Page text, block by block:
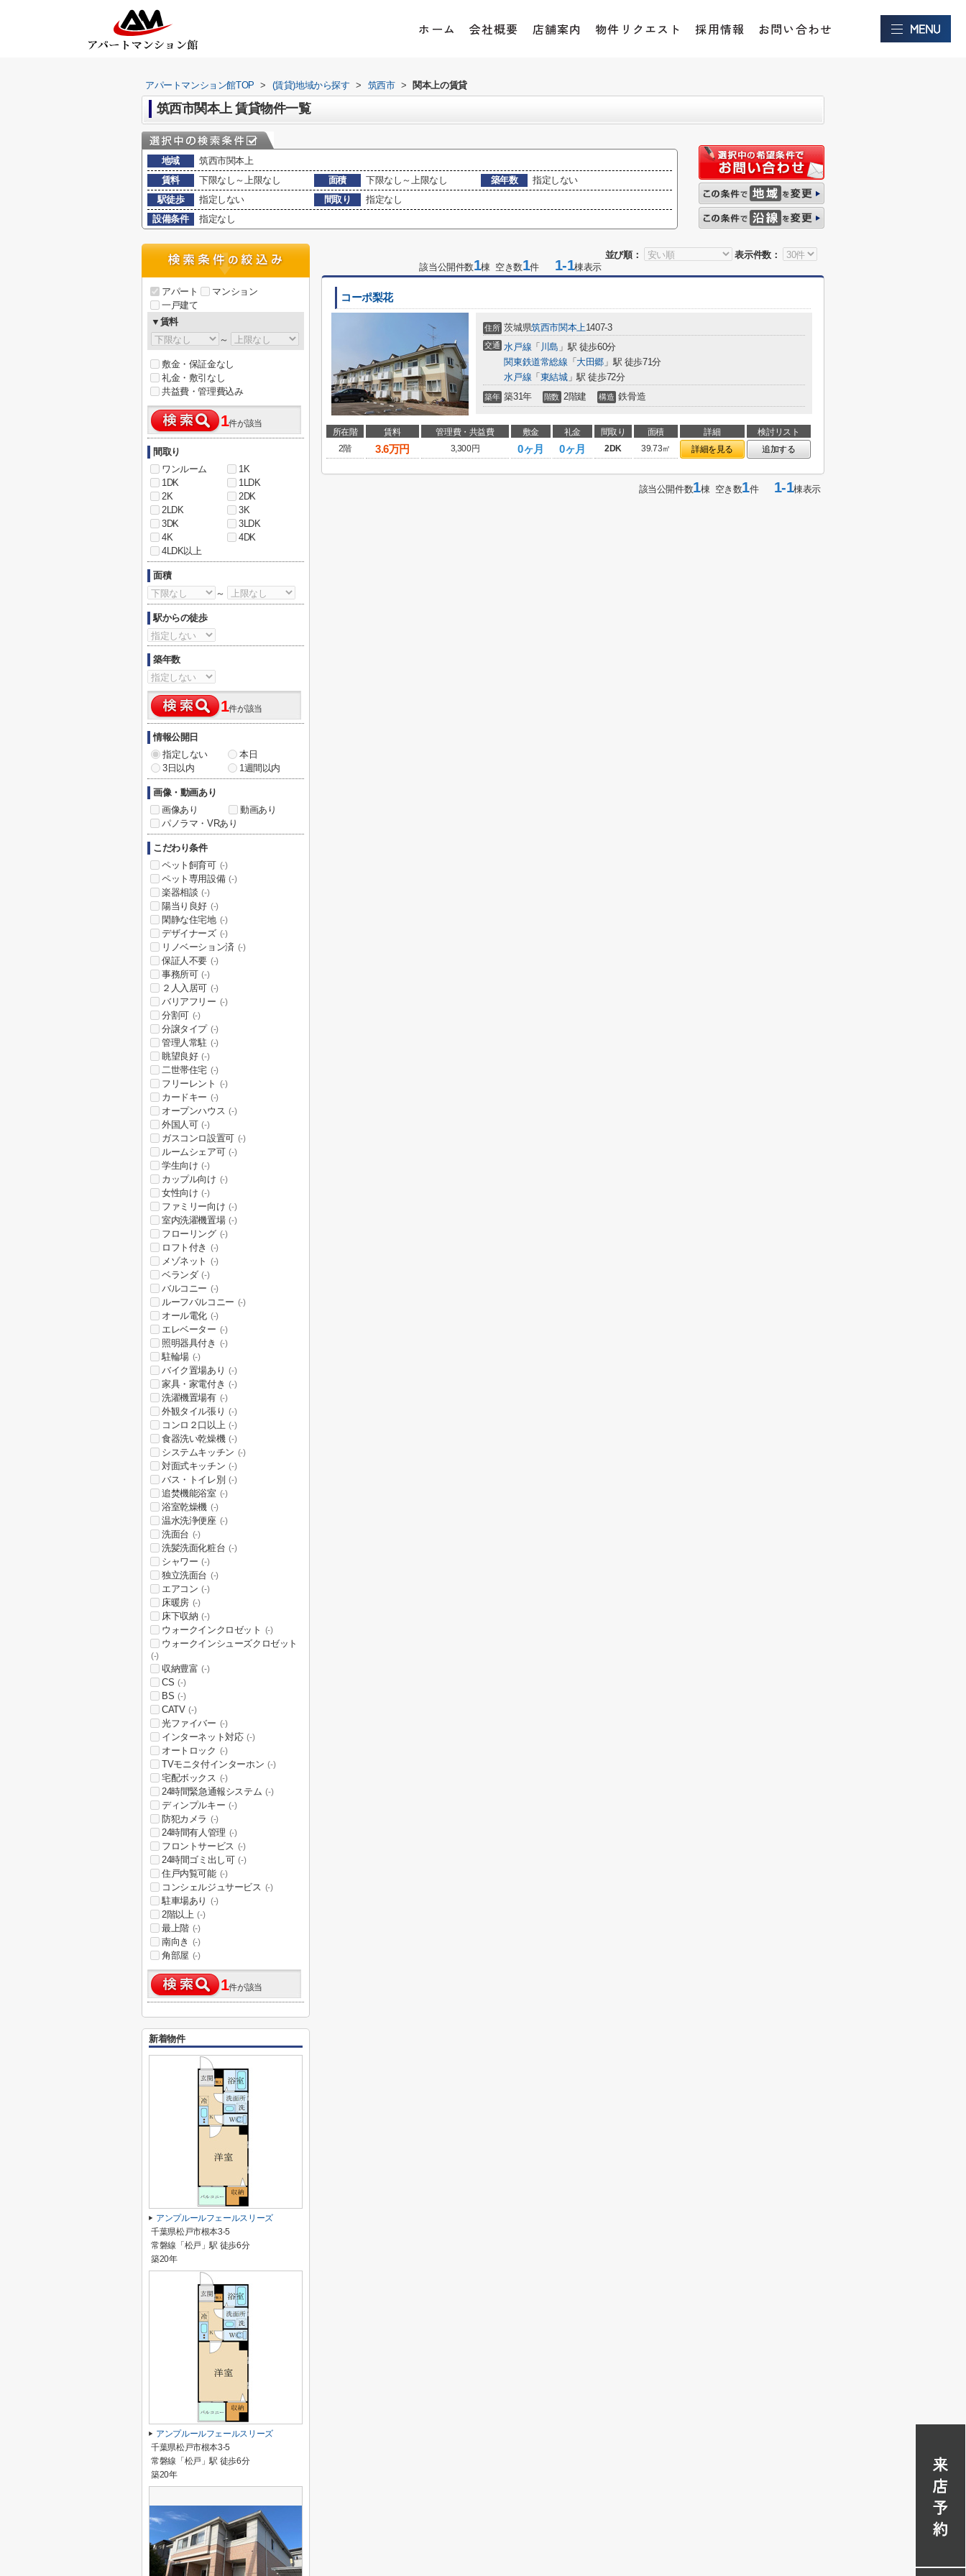
ホーム 会社概要 店舗案内 物件リクエスト 採用情報 お問い合わせ
アパートマンション館TOP > (賃貸)地域から探す > 筑西市 > 関本上の賃貸
筑西市関本上 賃貸物件一覧
地域
筑西市関本上
賃料
下限なし～上限なし 面積 下限なし～上限なし 築年数
指定しない
駅徒歩
指定しない 間取り
指定なし
設備条件
指定なし
並び順：
表示件数：
該当公開件数1棟 空き数1件 1-1棟表示
コーポ梨花
住所 茨城県筑西市関本上1407-3
交通 水戸線 「 川島 」駅 徒歩60分
関東鉄道常総線 「 大田郷 」駅 徒歩71分
水戸線 「 東結城」駅 徒歩72分
築年 築31年 階数 2階建 構造 鉄骨造
所在階 賃料 管理費・共益費 敷金 礼金 間取り 面積 詳細
検討リスト
2階
3.6万円 3,300円 0ヶ月 0ヶ月 2DK 39.73㎡ 詳細を見る 追加する
該当公開件数1棟 空き数1件1-1棟表示
アパート
マンション
一戸建て
▼賃料
～
敷金・保証金なし
礼金・敷引なし
共益費・管理費込み
1件が該当
間取り
ワンルーム
1K
1DK
1LDK
2K
2DK
2LDK
3K
3DK
3LDK
4K
4DK
4LDK以上
面積
～
駅からの徒歩
築年数
1件が該当
情報公開日
指定しない
本日
3日以内
1週間以内
画像・動画あり
画像あり
動画あり
パノラマ・VRあり
こだわり条件
ペット飼育可 (-)
ペット専用設備 (-)
楽器相談 (-)
陽当り良好 (-)
閑静な住宅地 (-)
デザイナーズ (-)
リノベーション済 (-)
保証人不要 (-)
事務所可 (-)
２人入居可 (-)
バリアフリー (-)
分割可 (-)
分譲タイプ (-)
管理人常駐 (-)
眺望良好 (-)
二世帯住宅 (-)
フリーレント (-)
カードキー (-)
オープンハウス (-)
外国人可 (-)
ガスコンロ設置可 (-)
ルームシェア可 (-)
学生向け (-)
カップル向け (-)
女性向け (-)
ファミリー向け (-)
室内洗濯機置場 (-)
フローリング (-)
ロフト付き (-)
メゾネット (-)
ベランダ (-)
バルコニー (-)
ルーフバルコニー (-)
オール電化 (-)
エレベーター (-)
照明器具付き (-)
駐輪場 (-)
バイク置場あり (-)
家具・家電付き (-)
洗濯機置場有 (-)
外観タイル張り (-)
コンロ２口以上 (-)
食器洗い乾燥機 (-)
システムキッチン (-)
対面式キッチン (-)
バス・トイレ別 (-)
追焚機能浴室 (-)
浴室乾燥機 (-)
温水洗浄便座 (-)
洗面台 (-)
洗髪洗面化粧台 (-)
シャワー (-)
独立洗面台 (-)
エアコン (-)
床暖房 (-)
床下収納 (-)
ウォークインクロゼット (-)
ウォークインシューズクロゼット
(-)
収納豊富 (-)
CS (-)
BS (-)
CATV (-)
光ファイバー (-)
インターネット対応 (-)
オートロック (-)
TVモニタ付インターホン (-)
宅配ボックス (-)
24時間緊急通報システム (-)
ディンプルキー (-)
防犯カメラ (-)
24時間有人管理 (-)
フロントサービス (-)
24時間ゴミ出し可 (-)
住戸内覧可能 (-)
コンシェルジュサービス (-)
駐車場あり (-)
2階以上 (-)
最上階 (-)
南向き (-)
角部屋 (-)
1件が該当
新着物件
アンプルールフェールスリーズ
千葉県松戸市根本3-5
常磐線「松戸」駅 徒歩6分
築20年
アンプルールフェールスリーズ
千葉県松戸市根本3-5
常磐線「松戸」駅 徒歩6分
築20年